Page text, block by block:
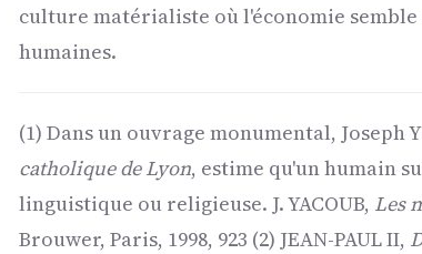
culture matérialiste où l'économie
humaines.
(1) Dans un ouvrage monumental,
catholique de Lyon, estime qu'un humain
linguistique ou religieuse. J. YACOUB, Les
Brouwer, Paris, 1998, 923 (2) JEAN-PAUL II,